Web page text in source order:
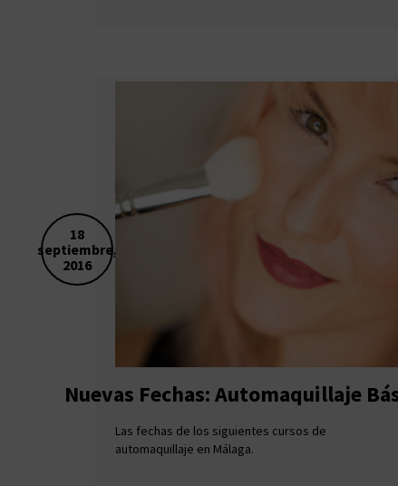
18
septiembre,
2016
Nuevas Fechas: Automaquillaje
Las fechas de los siguientes cursos de
automaquillaje en Málaga.